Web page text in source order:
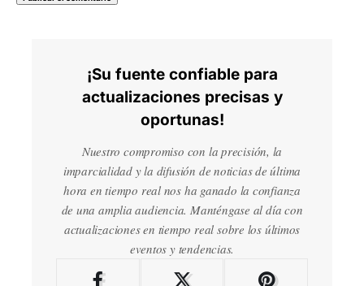
¡Su fuente confiable para
actualizaciones precisas y
oportunas!
Nuestro compromiso con la precisión, la
imparcialidad y la difusión de noticias de última
hora en tiempo real nos ha ganado la confianza
de una amplia audiencia. Manténgase al día con
actualizaciones en tiempo real sobre los últimos
eventos y tendencias.